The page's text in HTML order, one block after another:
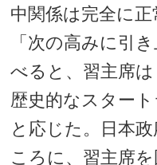
中関係は完全に正
「次の高みに引
べると、習主席
歴史的なスター
と応じた。日本
ころに、習主席